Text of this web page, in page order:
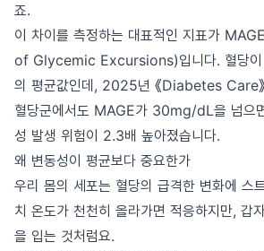
죠.
이 차이를 측정하는 대표적인 지표가
of Glycemic Excursions)입니다. 혈당이
의 평균값인데, 2025년 《Diabetes Care
혈당군에서도 MAGE가 30mg/dL을 넘으
성 발생 위험이 2.3배 높아졌습니다.
왜 변동성이 평균보다 중요한가
우리 몸의 세포는 혈당의 급격한 변화에 스
치 온도가 천천히 올라가면 적응하지만, 갑
을 입는 것처럼요.